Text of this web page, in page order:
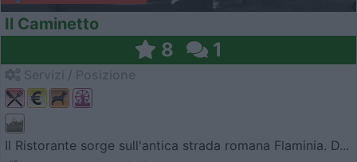
Il Caminetto
8 1
Il Ristorante sorge sull'antica strada romana Flaminia. D...